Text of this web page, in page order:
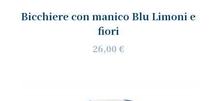
Bicchiere con manico Blu Limoni e
fiori
26,00 €